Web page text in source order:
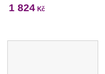
1 824 Kč